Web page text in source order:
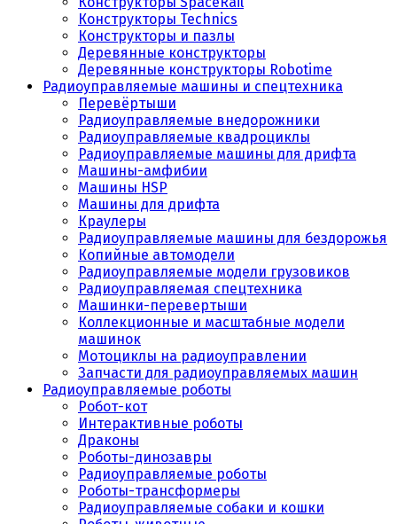
Конструкторы Technics
Конструкторы и пазлы
Деревянные конструкторы
Деревянные конструкторы Robotime
Радиоуправляемые машины и спецтехника
Перевёртыши
Радиоуправляемые внедорожники
Радиоуправляемые квадроциклы
Радиоуправляемые машины для дрифта
Машины-амфибии
Машины HSP
Машины для дрифта
Краулеры
Радиоуправляемые машины для бездорожья
Копийные автомодели
Радиоуправляемые модели грузовиков
Радиоуправляемая спецтехника
Машинки-перевертыши
Коллекционные и масштабные модели
машинок
Мотоциклы на радиоуправлении
Запчасти для радиоуправляемых машин
Радиоуправляемые роботы
Робот-кот
Интерактивные роботы
Драконы
Роботы-динозавры
Радиоуправляемые роботы
Роботы-трансформеры
Радиоуправляемые собаки и кошки